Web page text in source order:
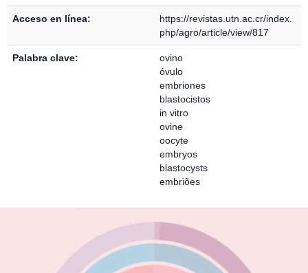
Acceso en línea:
https://revistas.utn.ac.cr/index.
php/agro/article/view/817
Palabra clave:
ovino
óvulo
embriones
blastocistos
in vitro
ovine
oocyte
embryos
blastocysts
embriões